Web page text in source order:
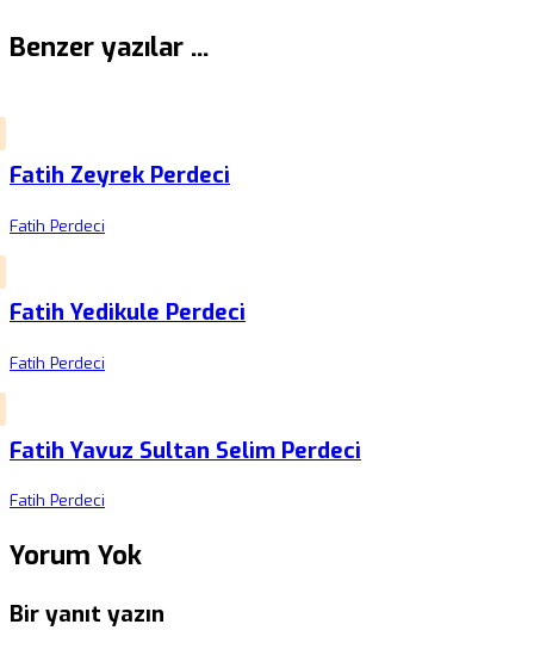
Benzer yazılar ...
Fatih Zeyrek Perdeci
Fatih Perdeci
Fatih Yedikule Perdeci
Fatih Perdeci
Fatih Yavuz Sultan Selim Perdeci
Fatih Perdeci
Yorum Yok
Bir yanıt yazın